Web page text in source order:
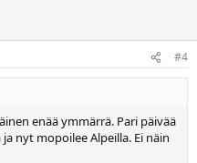
#4
enää ymmärrä. Pari päivää
nyt mopoilee Alpeilla. Ei näin